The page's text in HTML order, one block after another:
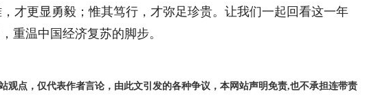
更显勇毅；惟其笃行，才弥足珍贵。让我们一起回看这一年
重温中国经济复苏的脚步。
观点，仅代表作者言论，由此文引发的各种争议，本网站声明免责,也不承担连带责